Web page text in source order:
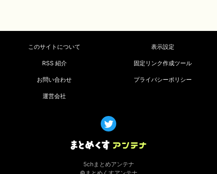
このサイトについて 表示設定
RSS 紹介 固定リンク作成ツール
お問い合わせ プライバシーポリシー
運営会社
5chまとめアンテナ